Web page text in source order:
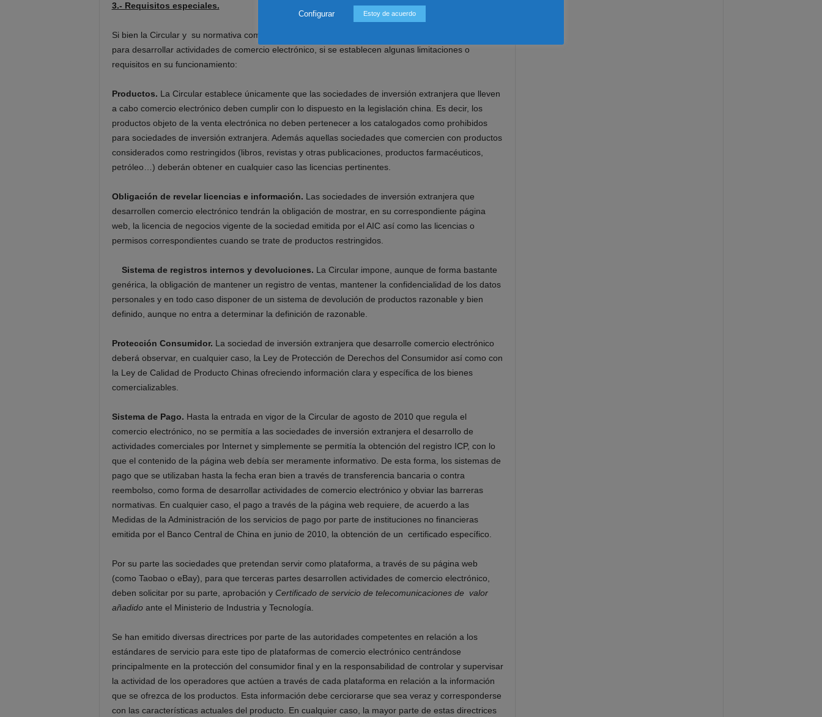
3.- Requisitos especiales.
Si bien la Circular y su normativa complementaria no exige licencias o aprobaciones específicas
para desarrollar actividades de comercio electrónico, si se establecen algunas limitaciones o
requisitos en su funcionamiento:
Productos. La Circular establece únicamente que las sociedades de inversión extranjera que lleven
a cabo comercio electrónico deben cumplir con lo dispuesto en la legislación china. Es decir, los
productos objeto de la venta electrónica no deben pertenecer a los catalogados como prohibidos
para sociedades de inversión extranjera. Además aquellas sociedades que comercien con productos
considerados como restringidos (libros, revistas y otras publicaciones, productos farmacéuticos,
petróleo…) deberán obtener en cualquier caso las licencias pertinentes.
Obligación de revelar licencias e información. Las sociedades de inversión extranjera que
desarrollen comercio electrónico tendrán la obligación de mostrar, en su correspondiente página
web, la licencia de negocios vigente de la sociedad emitida por el AIC así como las licencias o
permisos correspondientes cuando se trate de productos restringidos.
Sistema de registros internos y devoluciones. La Circular impone, aunque de forma bastante
genérica, la obligación de mantener un registro de ventas, mantener la confidencialidad de los datos
personales y en todo caso disponer de un sistema de devolución de productos razonable y bien
definido, aunque no entra a determinar la definición de razonable.
Protección Consumidor. La sociedad de inversión extranjera que desarrolle comercio electrónico
deberá observar, en cualquier caso, la Ley de Protección de Derechos del Consumidor así como con
la Ley de Calidad de Producto Chinas ofreciendo información clara y específica de los bienes
comercializables.
Sistema de Pago. Hasta la entrada en vigor de la Circular de agosto de 2010 que regula el
comercio electrónico, no se permitía a las sociedades de inversión extranjera el desarrollo de
actividades comerciales por Internet y simplemente se permitía la obtención del registro ICP, con lo
que el contenido de la página web debía ser meramente informativo. De esta forma, los sistemas de
pago que se utilizaban hasta la fecha eran bien a través de transferencia bancaria o contra
reembolso, como forma de desarrollar actividades de comercio electrónico y obviar las barreras
normativas. En cualquier caso, el pago a través de la página web requiere, de acuerdo a las
Medidas de la Administración de los servicios de pago por parte de instituciones no financieras
emitida por el Banco Central de China en junio de 2010, la obtención de un certificado específico.
Por su parte las sociedades que pretendan servir como plataforma, a través de su página web
(como Taobao o eBay), para que terceras partes desarrollen actividades de comercio electrónico,
deben solicitar por su parte, aprobación y Certificado de servicio de telecomunicaciones de valor
añadidoante el Ministerio de Industria y Tecnología.
Se han emitido diversas directrices por parte de las autoridades competentes en relación a los
estándares de servicio para este tipo de plataformas de comercio electrónico centrándose
principalmente en la protección del consumidor final y en la responsabilidad de controlar y supervisar
la actividad de los operadores que actúen a través de cada plataforma en relación a la información
que se ofrezca de los productos. Esta información debe cerciorarse que sea veraz y corresponderse
con las características actuales del producto. En cualquier caso, la mayor parte de estas directrices
Configurar Estoy de acuerdo